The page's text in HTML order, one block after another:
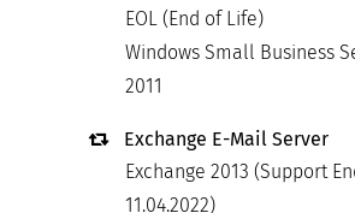
EOL (End of Life)
Windows Small Business
2011
Exchange E-Mail Server
Exchange 2013 (Support
11.04.2022)